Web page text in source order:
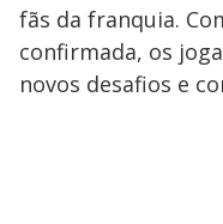
fãs da franquia.
confirmada, os
novos desafios e